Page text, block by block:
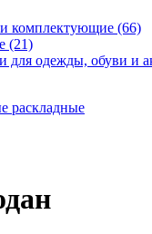
комплектующие (66)
(21)
для одежды, обуви и
раскладные